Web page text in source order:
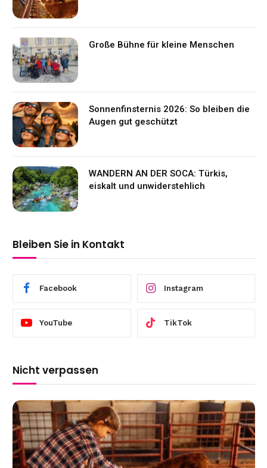
Große Bühne für kleine Menschen
Sonnenfinsternis 2026: So bleiben die
Augen gut geschützt
WANDERN AN DER SOCA: Türkis,
eiskalt und unwiderstehlich
Bleiben Sie in Kontakt
Facebook Instagram
YouTube TikTok
Nicht verpassen